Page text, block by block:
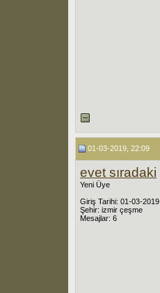
01-03-2019, 22:09
evet sıradaki
Yeni Üye
Giriş Tarihi: 01-03-2019
Şehir: izmir çeşme
Mesajlar: 6